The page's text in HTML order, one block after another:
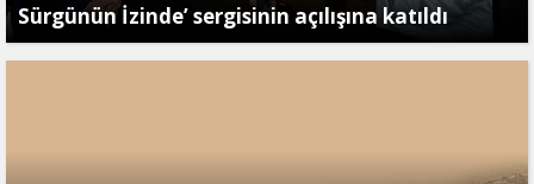
Sürgünün İzinde’ sergisinin açılışına katıldı